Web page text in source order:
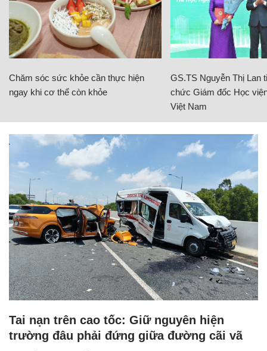
Chăm sóc sức khỏe cần thực hiện
ngay khi cơ thể còn khỏe
GS.TS Nguyễn Thị Lan
chức Giám đốc Học
Việt Nam
Tai nạn trên cao tốc: Giữ nguyên hiện
trường đâu phải đứng giữa đường cãi vã